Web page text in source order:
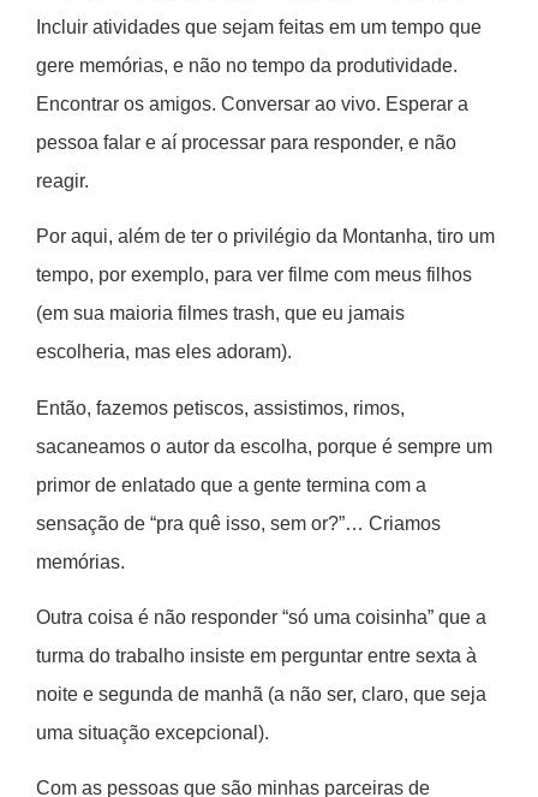
Incluir atividades que sejam feitas em um tempo que
gere memórias, e não no tempo da produtividade.
Encontrar os amigos. Conversar ao vivo. Esperar a
pessoa falar e aí processar para responder, e não
reagir.
Por aqui, além de ter o privilégio da Montanha, tiro um
tempo, por exemplo, para ver filme com meus filhos
(em sua maioria filmes trash, que eu jamais
escolheria, mas eles adoram).
Então, fazemos petiscos, assistimos, rimos,
sacaneamos o autor da escolha, porque é sempre um
primor de enlatado que a gente termina com a
sensação de “pra quê isso, sem or?”… Criamos
memórias.
Outra coisa é não responder “só uma coisinha” que a
turma do trabalho insiste em perguntar entre sexta à
noite e segunda de manhã (a não ser, claro, que seja
uma situação excepcional).
Com as pessoas que são minhas parceiras de